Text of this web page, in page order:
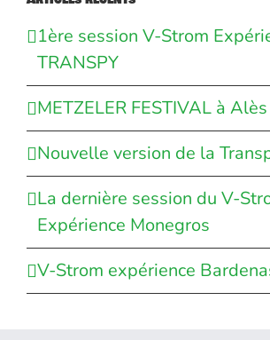
1ère session V-Strom
TRANSPY
METZELER FESTIVAL à Alès
Nouvelle version de la
La dernière session du V-
Expérience Monegros
V-Strom expérience